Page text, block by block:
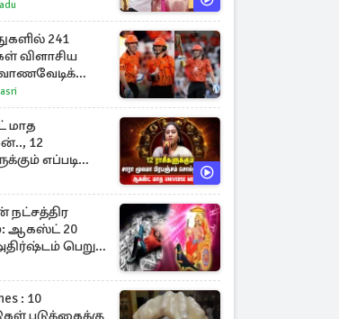
241
விளாசிய
ரிக்கெல்டன்,
12
எப்படி
நட்சத்திர
ஆகஸ்ட் 20
பெறும்
: 10
படுக்கைக்கு